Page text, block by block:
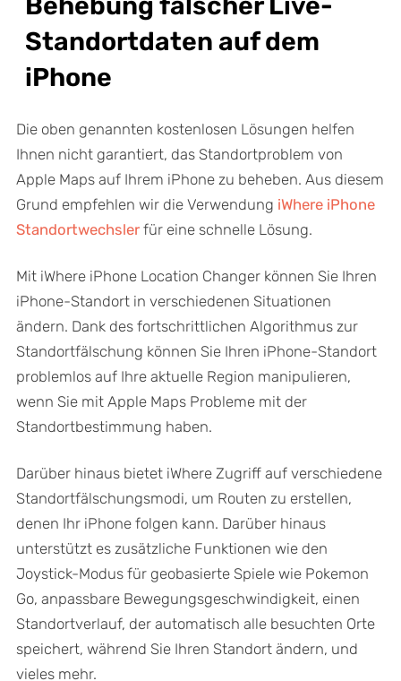
Standortdaten auf dem
iPhone
Die oben genannten kostenlosen Lösungen helfen
Ihnen nicht garantiert, das Standortproblem von
Apple Maps auf Ihrem iPhone zu beheben. Aus diesem
Grund empfehlen wir die Verwendung iWhere iPhone
Standortwechslerfür eine schnelle Lösung.
Mit iWhere iPhone Location Changer können Sie Ihren
iPhone-Standort in verschiedenen Situationen
ändern. Dank des fortschrittlichen Algorithmus zur
Standortfälschung können Sie Ihren iPhone-Standort
problemlos auf Ihre aktuelle Region manipulieren,
wenn Sie mit Apple Maps Probleme mit der
Standortbestimmung haben.
Darüber hinaus bietet iWhere Zugriff auf verschiedene
Standortfälschungsmodi, um Routen zu erstellen,
denen Ihr iPhone folgen kann. Darüber hinaus
unterstützt es zusätzliche Funktionen wie den
Joystick-Modus für geobasierte Spiele wie Pokemon
Go, anpassbare Bewegungsgeschwindigkeit, einen
Standortverlauf, der automatisch alle besuchten Orte
speichert, während Sie Ihren Standort ändern, und
vieles mehr.